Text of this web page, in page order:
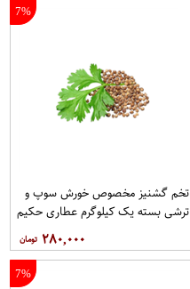
7%
تخم گشنیز مخصوص خورش سوپ و
ترشی بسته یک کیلوگرم عطاری حکیم
۲۸۰,۰۰۰
7%